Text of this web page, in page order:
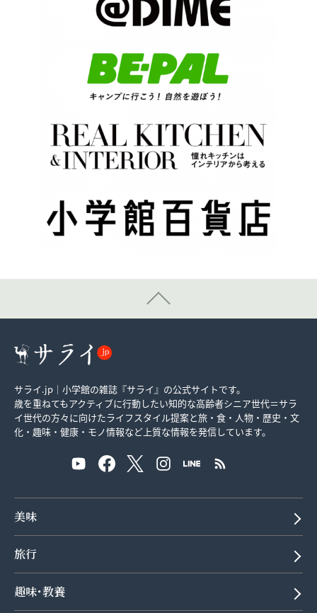
サライ.jp｜小学館の雑誌『サライ』の公式サイトです。
歳を重ねてもアクティブに行動したい知的な高齢者シニア世代＝サラ
イ世代の方々に向けたライフスタイル提案と旅・食・人物・歴史・文
化・趣味・健康・モノ情報など上質な情報を発信しています。
美味
旅行
趣味･教養